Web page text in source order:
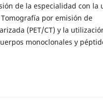
de la especialidad con la
por emisión de
(PET/CT) y la
monoclonales y